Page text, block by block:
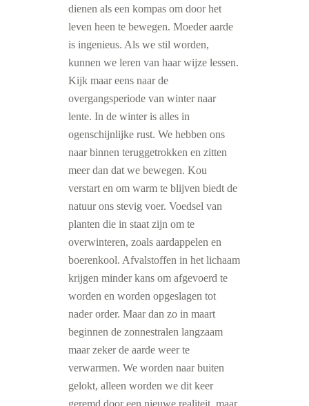
dienen als een kompas om door het
leven heen te bewegen. Moeder aarde
is ingenieus. Als we stil worden,
kunnen we leren van haar wijze lessen.
Kijk maar eens naar de
overgangsperiode van winter naar
lente. In de winter is alles in
ogenschijnlijke rust. We hebben ons
naar binnen teruggetrokken en zitten
meer dan dat we bewegen. Kou
verstart en om warm te blijven biedt de
natuur ons stevig voer. Voedsel van
planten die in staat zijn om te
overwinteren, zoals aardappelen en
boerenkool. Afvalstoffen in het lichaam
krijgen minder kans om afgevoerd te
worden en worden opgeslagen tot
nader order. Maar dan zo in maart
beginnen de zonnestralen langzaam
maar zeker de aarde weer te
verwarmen. We worden naar buiten
gelokt, alleen worden we dit keer
geremd door een nieuwe realiteit, maar